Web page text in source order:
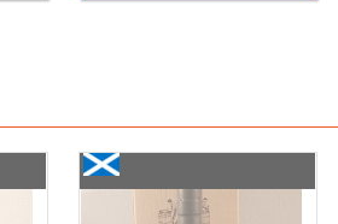
17 Years Old «The
1987 43.0
Vintage Malt Whisky,
Linkwood 18 Years Old
«Cooper`s Choice»